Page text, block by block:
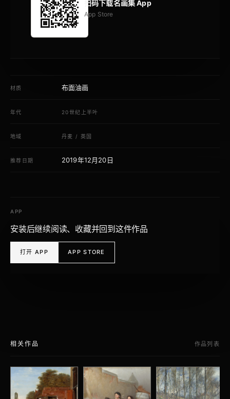
扫码下载名画集 App
App Store
材质 布面油画
年代 20世纪上半叶
地域 丹麦 /英国
推荐日期 2019年12月20日
APP
安装后继续阅读、收藏并回到这件作品
打开 APP APP STORE
相关作品 作品列表